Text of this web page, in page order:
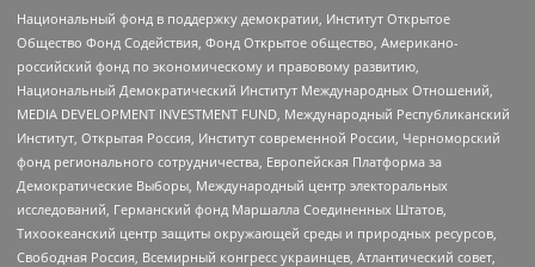
Национальный фонд в поддержку демократии, Институт Открытое
Общество Фонд Содействия, Фонд Открытое общество, Американо-
российский фонд по экономическому и правовому развитию,
Национальный Демократический Институт Международных Отношений,
MEDIA DEVELOPMENT INVESTMENT FUND, Международный Республиканский
Институт, Открытая Россия, Институт современной России, Черноморский
фонд регионального сотрудничества, Европейская Платформа за
Демократические Выборы, Международный центр электоральных
исследований, Германский фонд Маршалла Соединенных Штатов,
Тихоокеанский центр защиты окружающей среды и природных ресурсов,
Свободная Россия, Всемирный конгресс украинцев, Атлантический совет,